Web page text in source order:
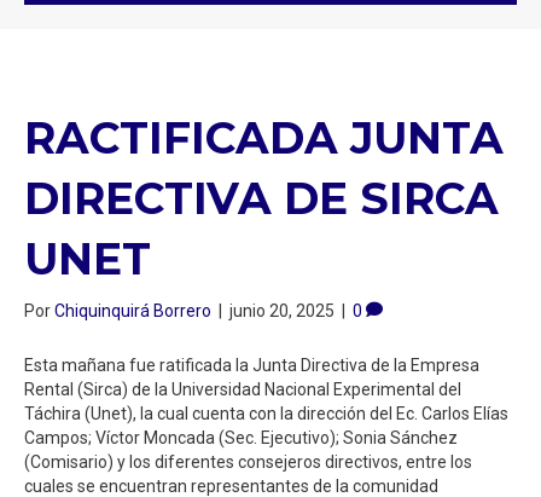
RACTIFICADA JUNTA
DIRECTIVA DE SIRCA
UNET
PorChiquinquirá Borrero | junio 20, 2025 | 0
Esta mañana fue ratificada la Junta Directiva de la Empresa
Rental (Sirca) de la Universidad Nacional Experimental del
Táchira (Unet), la cual cuenta con la dirección del Ec. Carlos Elías
Campos; Víctor Moncada (Sec. Ejecutivo); Sonia Sánchez
(Comisario) y los diferentes consejeros directivos, entre los
cuales se encuentran representantes de la comunidad